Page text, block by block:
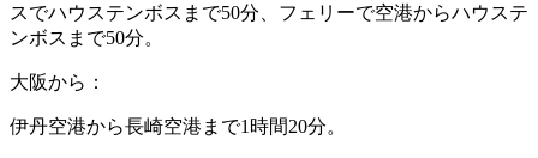
スでハウステンボスまで50分、フェリーで空港からハウステ
ンボスまで50分。
大阪から：
伊丹空港から長崎空港まで1時間20分。